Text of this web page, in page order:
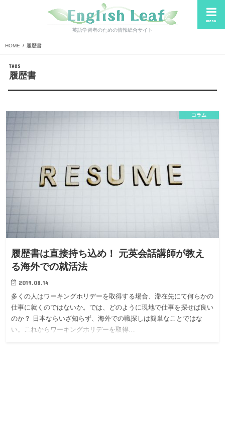
英語学習者のための情報総合サイト
menu
HOME 履歴書
履歴書
コラム
履歴書は直接持ち込め！ 元英会話講師が教え
る海外での就活法
2019.08.14
多くの人はワーキングホリデーを取得する場合、滞在先にて何らかの
仕事に就くのではないか。では、どのように現地で仕事を探せば良い
のか？ 日本ならいざ知らず、海外での職探しは簡単なことではな
い。これからワーキングホリデーを取得…